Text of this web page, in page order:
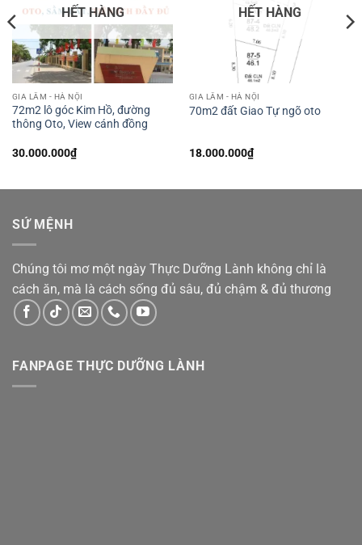
HẾT HÀNG
GIA LÂM - HÀ NỘI
72m2 lô góc Kim Hồ, đường
thông Oto, View cánh đồng
30.000.000₫
HẾT HÀNG
GIA LÂM - HÀ NỘI
70m2 đất Giao Tự ngõ oto
18.000.000₫
SỨ MỆNH
Chúng tôi mơ một ngày Thực Dưỡng Lành không chỉ là
cách ăn, mà là cách sống đủ sâu, đủ chậm & đủ thương
FANPAGE THỰC DƯỠNG LÀNH